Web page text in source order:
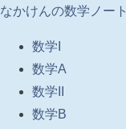
なかけんの数学ノート
数学I
数学A
数学II
数学B